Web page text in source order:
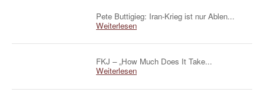
Pete Buttigieg: Iran-Krieg ist nur Ablen...
Weiterlesen
FKJ – „How Much Does It Take...
Weiterlesen